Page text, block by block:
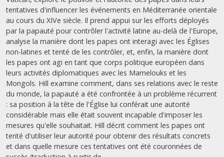
tentatives d'influencer les événements en Méditerranée orientale
au cours du XIVe siècle. Il prend appui sur les efforts déployés
par la papauté pour contrôler l'activité latine au-delà de l'Europe,
analyse la manière dont les papes ont interagi avec les Églises
non-latines et tenté de les contrôler, et, enfin, la manière dont
les papes ont agi en tant que corps politique européen dans
leurs activités diplomatiques avec les Mamelouks et les
Mongols. Hill examine comment, dans ses relations avec le reste
du monde, la papauté a été confrontée à un problème récurrent
: sa position à la tête de l'Église lui conférait une autorité
considérable mais elle était souvent incapable d'imposer les
mesures qu'elle souhaitait. Hill décrit comment les papes ont
tenté d'utiliser leur autorité pour obtenir des résultats concrets
et dans quelle mesure ces tentatives ont été couronnées de